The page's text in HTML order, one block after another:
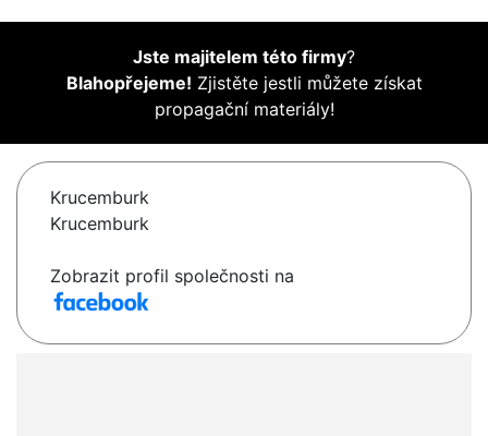
Jste majitelem této firmy?
Blahopřejeme! Zjistěte jestli můžete získat
propagační materiály!
Krucemburk
Krucemburk
Zobrazit profil společnosti na